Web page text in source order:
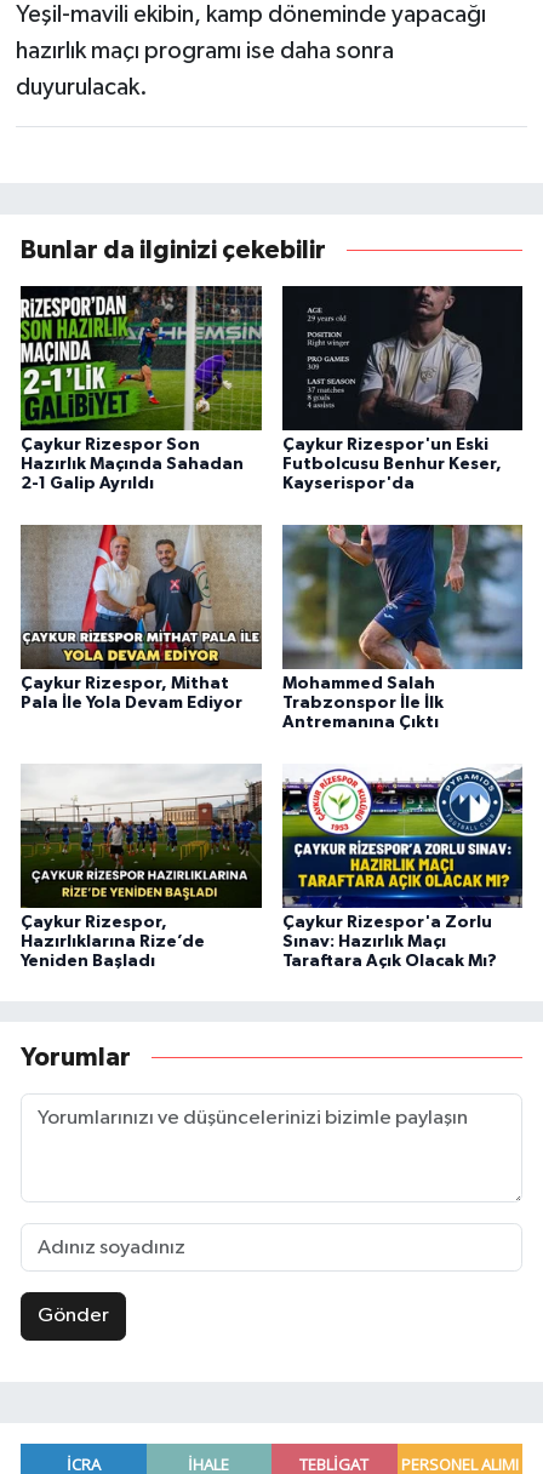
Yeşil-mavili ekibin, kamp döneminde yapacağı
hazırlık maçı programı ise daha sonra
duyurulacak.
Bunlar da ilginizi çekebilir
Çaykur Rizespor Son
Hazırlık Maçında Sahadan
2-1 Galip Ayrıldı
Çaykur Rizespor'un Eski
Futbolcusu Benhur Keser,
Kayserispor'da
Çaykur Rizespor, Mithat
Pala İle Yola Devam Ediyor
Mohammed Salah
Trabzonspor İle İlk
Antremanına Çıktı
Çaykur Rizespor,
Hazırlıklarına Rize’de
Yeniden Başladı
Çaykur Rizespor'a Zorlu
Sınav: Hazırlık Maçı
Taraftara Açık Olacak Mı?
Yorumlar
Gönder